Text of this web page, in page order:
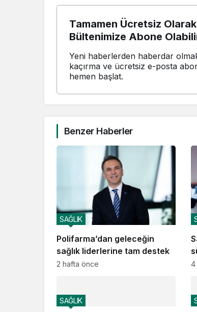
Tamamen Ücretsiz Olarak
Bültenimize Abone
Yeni haberlerden haberdar
kaçırma ve ücretsiz e-posta
hemen başlat.
Benzer Haberler
Polifarma’dan geleceğin
sağlık liderlerine tam destek
SAĞLIK
2 hafta önce 4
SAĞLIK